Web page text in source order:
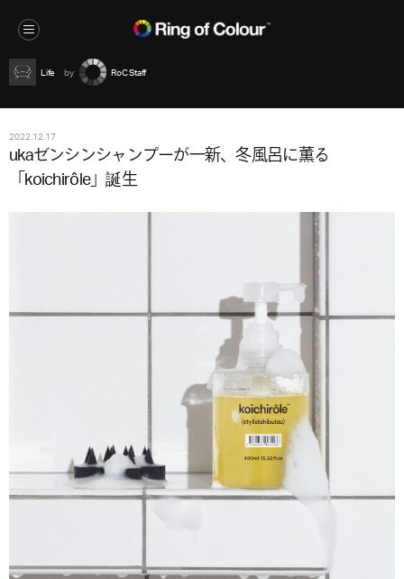
Life RoC Staff
2022.12.17
ukaゼンシンシャンプーが一新、冬風呂に薫る
「koichirôle」誕生